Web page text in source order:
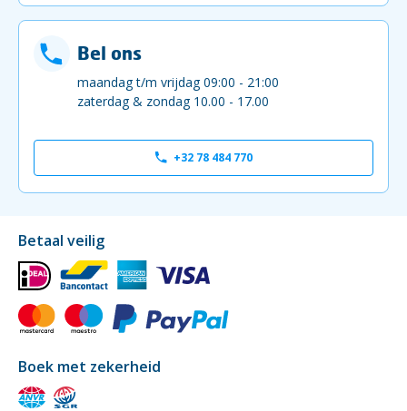
Bel ons
maandag t/m vrijdag 09:00 - 21:00
zaterdag & zondag 10.00 - 17.00
+32 78 484 770
Betaal veilig
Boek met zekerheid